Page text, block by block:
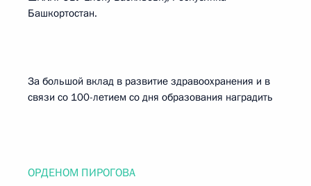
Башкортостан.
За большой вклад в развитие здравоохранения и в
связи со 100-летием со дня образования наградить
ОРДЕНОМ ПИРОГОВА